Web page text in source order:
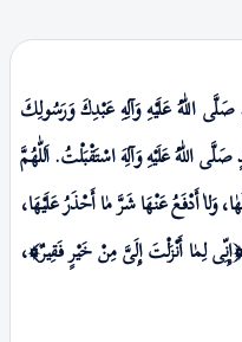
اللّٰهُ عَلَیْهِ وَآلِهِ عَبْدِكَ وَرَسُولِكَ
اللّٰهُ عَلَیْهِ وَآلِهَ اسْتَقْبَلْتُ. اَللّٰهُمَّ
أَدْفَعُ عَنْهَا شَـرَّ مٰا أَحْذَرُ عَلَیْهَا،
لِمٰا أَنْزَلْتَ إِلَیَّ مِنْ خَیْرٍ فَقِیرٌ﴾،